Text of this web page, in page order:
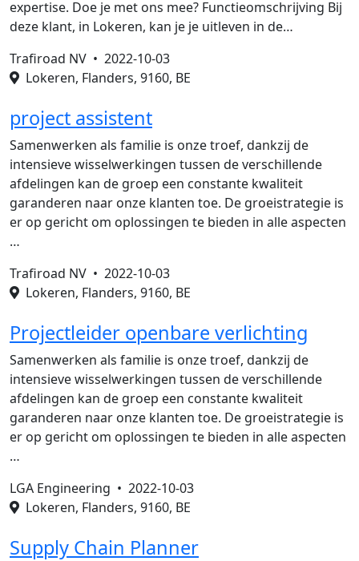
expertise. Doe je met ons mee? Functieomschrijving Bij
deze klant, in Lokeren, kan je je uitleven in de…
Trafiroad NV • 2022-10-03
Lokeren, Flanders, 9160, BE
project assistent
Samenwerken als familie is onze troef, dankzij de
intensieve wisselwerkingen tussen de verschillende
afdelingen kan de groep een constante kwaliteit
garanderen naar onze klanten toe. De groeistrategie is
er op gericht om oplossingen te bieden in alle aspecten
…
Trafiroad NV • 2022-10-03
Lokeren, Flanders, 9160, BE
Projectleider openbare verlichting
Samenwerken als familie is onze troef, dankzij de
intensieve wisselwerkingen tussen de verschillende
afdelingen kan de groep een constante kwaliteit
garanderen naar onze klanten toe. De groeistrategie is
er op gericht om oplossingen te bieden in alle aspecten
…
LGA Engineering • 2022-10-03
Lokeren, Flanders, 9160, BE
Supply Chain Planner